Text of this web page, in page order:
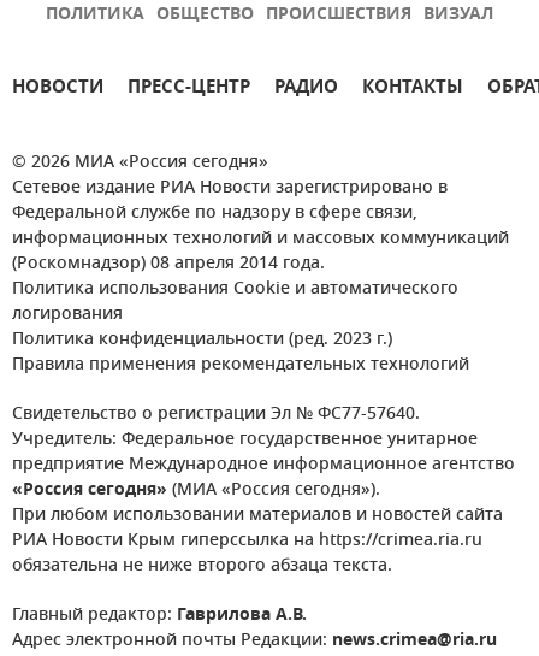
ПОЛИТИКА ОБЩЕСТВО ПРОИСШЕСТВИЯ ВИЗУАЛ
НОВОСТИ ПРЕСС-ЦЕНТР РАДИО КОНТАКТЫ
© 2026 МИА «Россия сегодня»
Сетевое издание РИА Новости зарегистрировано в
Федеральной службе по надзору в сфере связи,
информационных технологий и массовых коммуникаций
(Роскомнадзор) 08 апреля 2014 года.
Политика использования Cookie и автоматического
логирования
Политика конфиденциальности (ред. 2023 г.)
Правила применения рекомендательных технологий
Свидетельство о регистрации Эл № ФС77-57640.
Учредитель: Федеральное государственное унитарное
предприятие Международное информационное агентство
«Россия сегодня» (МИА «Россия сегодня»).
При любом использовании материалов и новостей сайта
РИА Новости Крым гиперссылка на https://crimea.ria.ru
обязательна не ниже второго абзаца текста.
Главный редактор: Гаврилова А.В.
Адрес электронной почты Редакции: news.crimea@ria.ru